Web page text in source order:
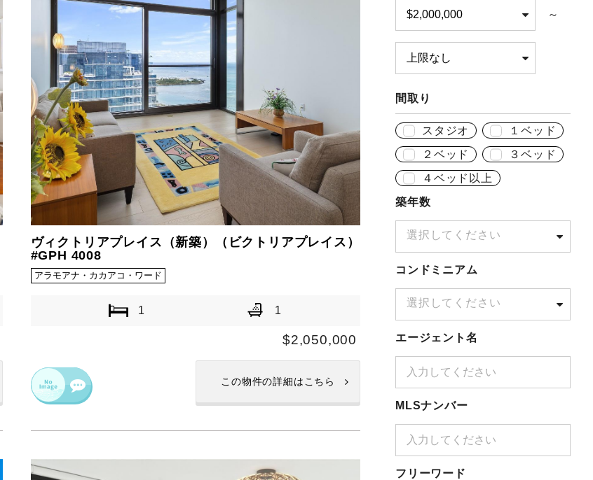
ヴィクトリアプレイス（新築）（ビクトリアプレイス）
#GPH 4008
アラモアナ・カカアコ・ワード
1 1
$2,050,000
この物件の詳細はこちら
～
間取り
スタジオ
１ベッド
２ベッド
３ベッド
４ベッド以上
築年数
選択してください
コンドミニアム
選択してください
エージェント名
MLSナンバー
フリーワード